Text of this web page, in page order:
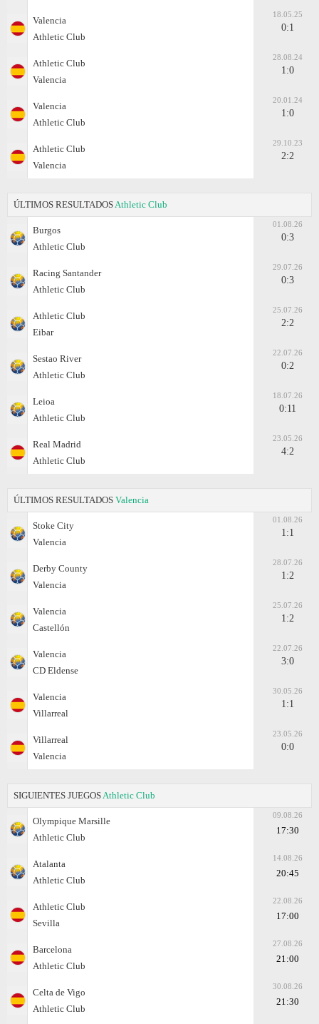
Valencia
Athletic Club
18.05.25
0:1
Athletic Club
Valencia
28.08.24
1:0
Valencia
Athletic Club
20.01.24
1:0
Athletic Club
Valencia
29.10.23
2:2
ÚLTIMOS RESULTADOS Athletic Club
Burgos
Athletic Club
01.08.26
0:3
Racing Santander
Athletic Club
29.07.26
0:3
Athletic Club
Eibar
25.07.26
2:2
Sestao River
Athletic Club
22.07.26
0:2
Leioa
Athletic Club
18.07.26
0:11
Real Madrid
Athletic Club
23.05.26
4:2
ÚLTIMOS RESULTADOS Valencia
Stoke City
Valencia
01.08.26
1:1
Derby County
Valencia
28.07.26
1:2
Valencia
Castellón
25.07.26
1:2
Valencia
CD Eldense
22.07.26
3:0
Valencia
Villarreal
30.05.26
1:1
Villarreal
Valencia
23.05.26
0:0
SIGUIENTES JUEGOS Athletic Club
Olympique Marsille
Athletic Club
09.08.26
17:30
Atalanta
Athletic Club
14.08.26
20:45
Athletic Club
Sevilla
22.08.26
17:00
Barcelona
Athletic Club
27.08.26
21:00
Celta de Vigo
Athletic Club
30.08.26
21:30